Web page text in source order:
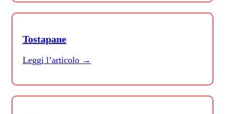
Tostapane
Leggi l’articolo →